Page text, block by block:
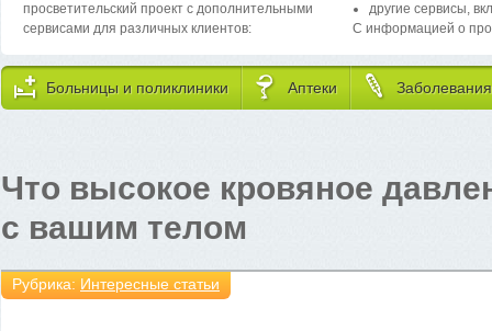
просветительский проект с дополнительными
сервисами для различных клиентов:
другие сервисы,
С информацией о
Больницы и поликлиники Аптеки Заболевания
Что высокое кровяное
с вашим телом
Рубрика: Интересные статьи